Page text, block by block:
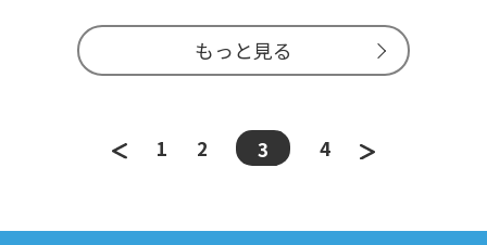
もっと見る
1 2 3 4